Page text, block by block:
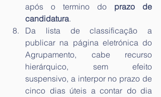
após o termino do prazo de
candidatura.
Da lista de classificação a
publicar na página eletrónica do
Agrupamento, cabe recurso
hierárquico, sem efeito
suspensivo, a interpor no prazo de
cinco dias úteis a contar do dia